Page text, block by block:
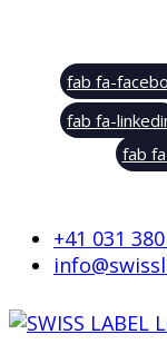
fab fa-
fab fa-
fab
+41 031